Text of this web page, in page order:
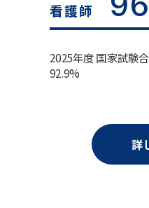
看護師
2025年度 国家試験
92.9%
詳